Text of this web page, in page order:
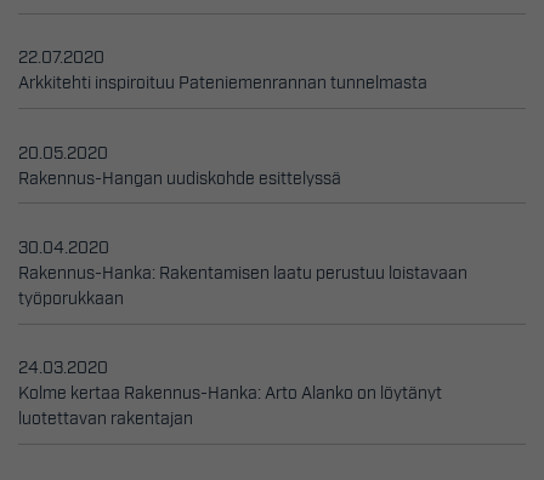
22.07.2020
Arkkitehti inspiroituu Pateniemenrannan tunnelmasta
20.05.2020
Rakennus-Hangan uudiskohde esittelyssä
30.04.2020
Rakennus-Hanka: Rakentamisen laatu perustuu loistavaan
työporukkaan
24.03.2020
Kolme kertaa Rakennus-Hanka: Arto Alanko on löytänyt
luotettavan rakentajan